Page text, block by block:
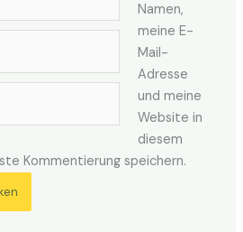
Namen,
meine E-
Mail-
Adresse
und meine
Website in
diesem
Kommentierung speichern.